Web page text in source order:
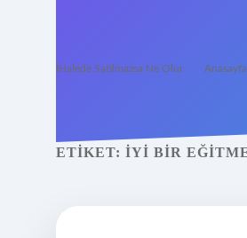
İHalede Satılmazsa Ne Olur Anasayfa
ETIKET: İYI BIR